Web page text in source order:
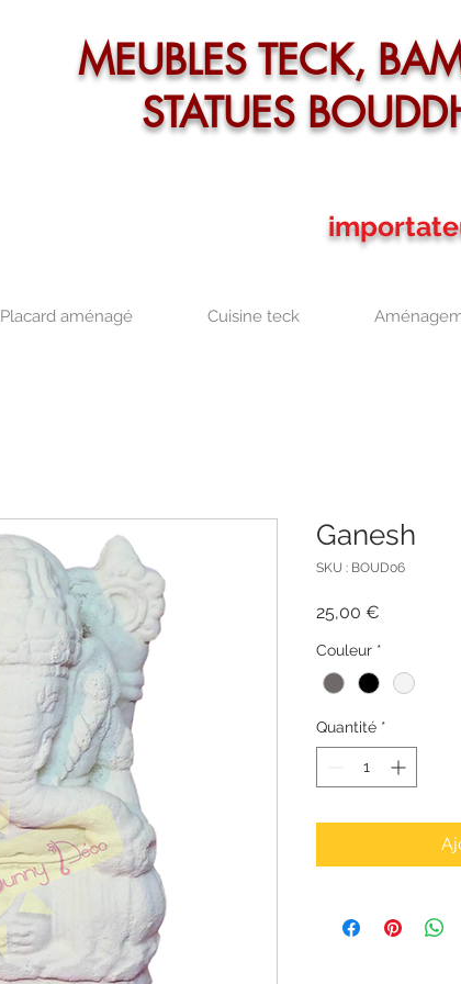
MEUBLES TECK,
STATUES
Placard aménagé Cuisine teck
Ganesh
SKU : BOUD06
25,00 €
Couleur *
Quantité *